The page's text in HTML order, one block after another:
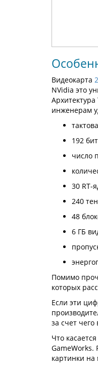
Видеокарта
NVidia это
инженерам
192
число
30 RT-
240
48
6 ГБ
Помимо
которых
Если эти
за счет
Что
GameWorks.
картинки